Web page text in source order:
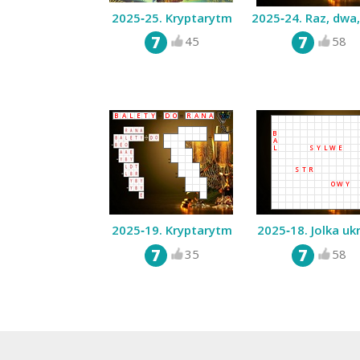
2025‑25. Kryptarytm
7 45
2025‑24. Raz,
7 58
B A L E T Y D O R A N A
2025‑19. Kryptarytm
7 35
B
A
L
S Y L W E
S T R
O W Y
2025‑18. Jolka
7 58